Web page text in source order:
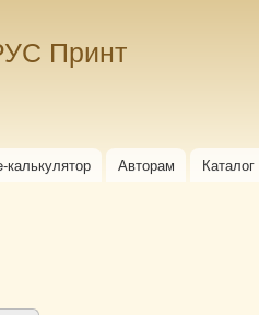
Принт
калькулятор Авторам